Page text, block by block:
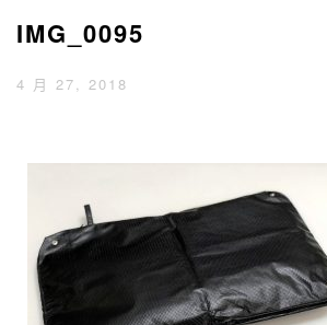
IMG_0095
4 月 27, 2018